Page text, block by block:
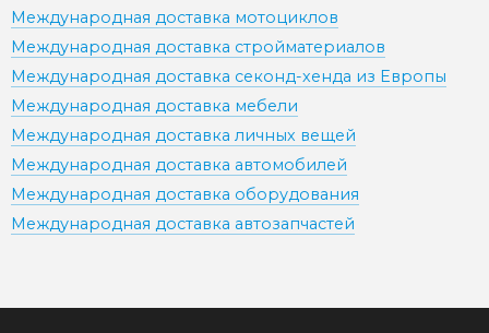
Международная доставка мотоциклов
Международная доставка стройматериалов
Международная доставка секонд-хенда из Европы
Международная доставка мебели
Международная доставка личных вещей
Международная доставка автомобилей
Международная доставка оборудования
Международная доставка автозапчастей